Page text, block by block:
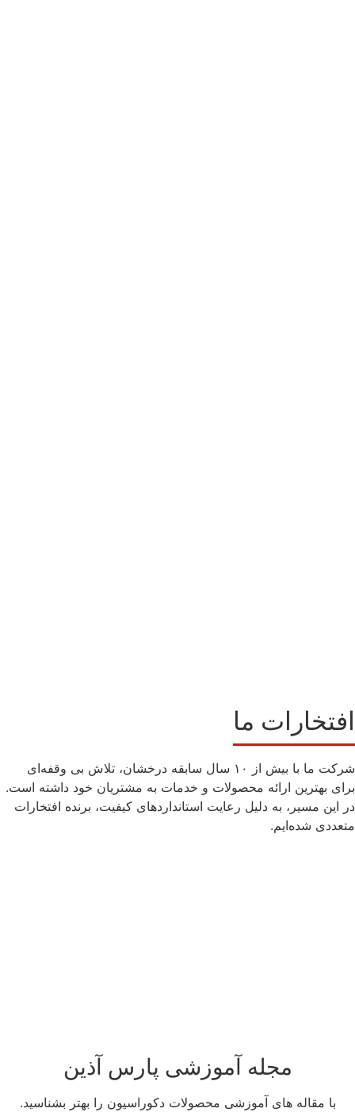
افتخارات ما
شرکت ما با بیش از ۱۰ سال سابقه درخشان، تلاش بی وقفه‌ای
برای بهترین ارائه محصولات و خدمات به مشتریان خود داشته است.
در این مسیر، به دلیل رعایت استانداردهای کیفیت، برنده افتخارات
متعددی شده‌ایم.
مجله آموزشی پارس آذین
با مقاله های آموزشی محصولات دکوراسیون را بهتر بشناسید.